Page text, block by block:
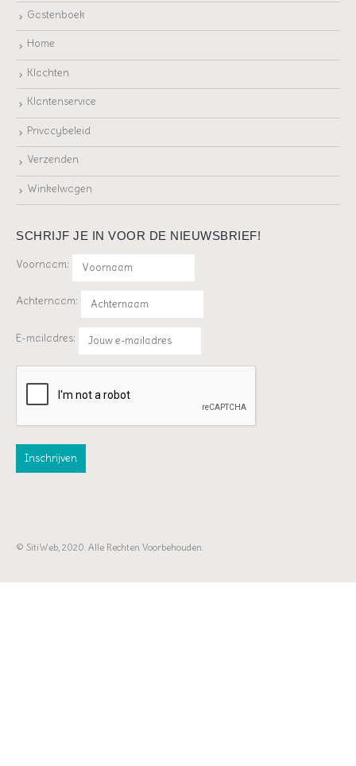
Gastenboek
Home
Klachten
Klantenservice
Privacybeleid
Verzenden
Winkelwagen
SCHRIJF JE IN VOOR DE NIEUWSBRIEF!
Voornaam:
Achternaam:
E-mailadres:
© SitiWeb, 2020. Alle Rechten Voorbehouden.